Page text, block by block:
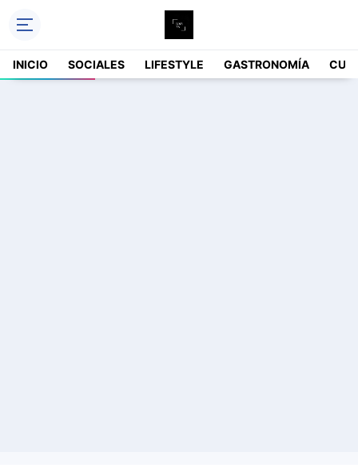
INICIO SOCIALES LIFESTYLE GASTRONOMÍA